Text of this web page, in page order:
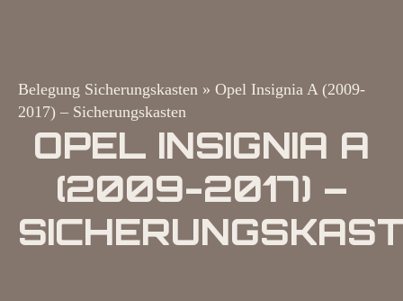
Belegung Sicherungskasten » Opel Insignia A (2009-
2017) – Sicherungskasten
OPEL INSIGNIA A
(2009-2017) –